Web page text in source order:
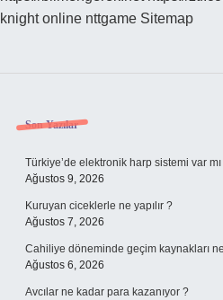
knight online nttgame Sitemap
Sidebar
Son Yazılar
Türkiye’de elektronik harp sistemi var
Ağustos 9, 2026
Kuruyan ciceklerle ne yapılır ?
Ağustos 7, 2026
Cahiliye döneminde geçim kaynakları
Ağustos 6, 2026
Avcılar ne kadar para kazanıyor ?